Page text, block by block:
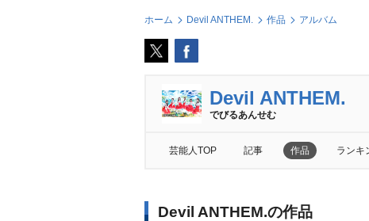
ホーム Devil ANTHEM. 作品 アルバム
Devil ANTHEM.
でびるあんせむ
芸能人TOP 記事 作品 ランキ
Devil ANTHEM.の作品